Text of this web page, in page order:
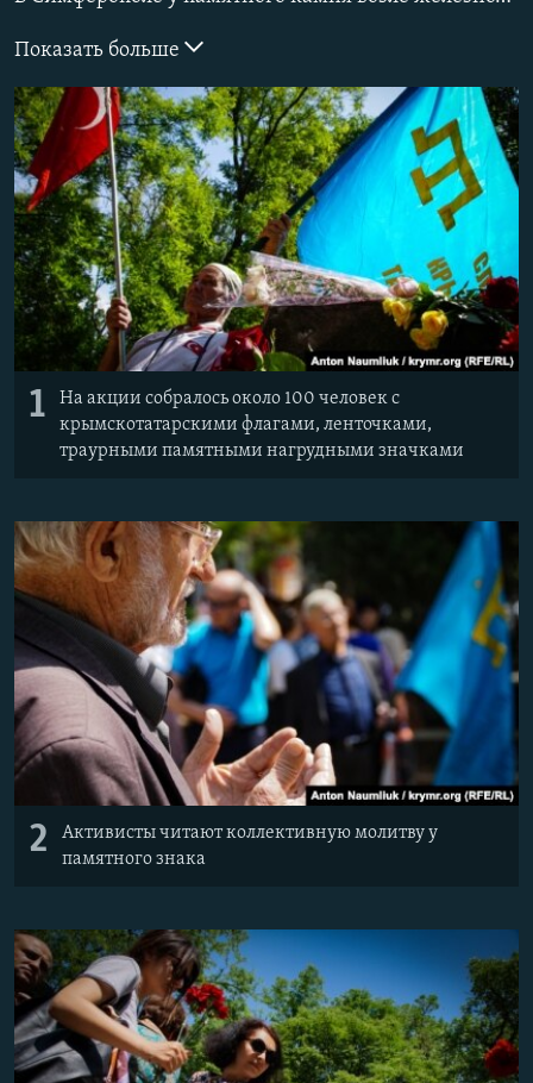
ELIFBE
УКРАИНСКАЯ ПРОБЛЕМА КРЫМА
Все сайты RFE/RL
Показать больше
1
На акции собралось около 100 человек с
крымскотатарскими флагами, ленточками,
траурными памятными нагрудными значками
2
Активисты читают коллективную молитву у
памятного знака